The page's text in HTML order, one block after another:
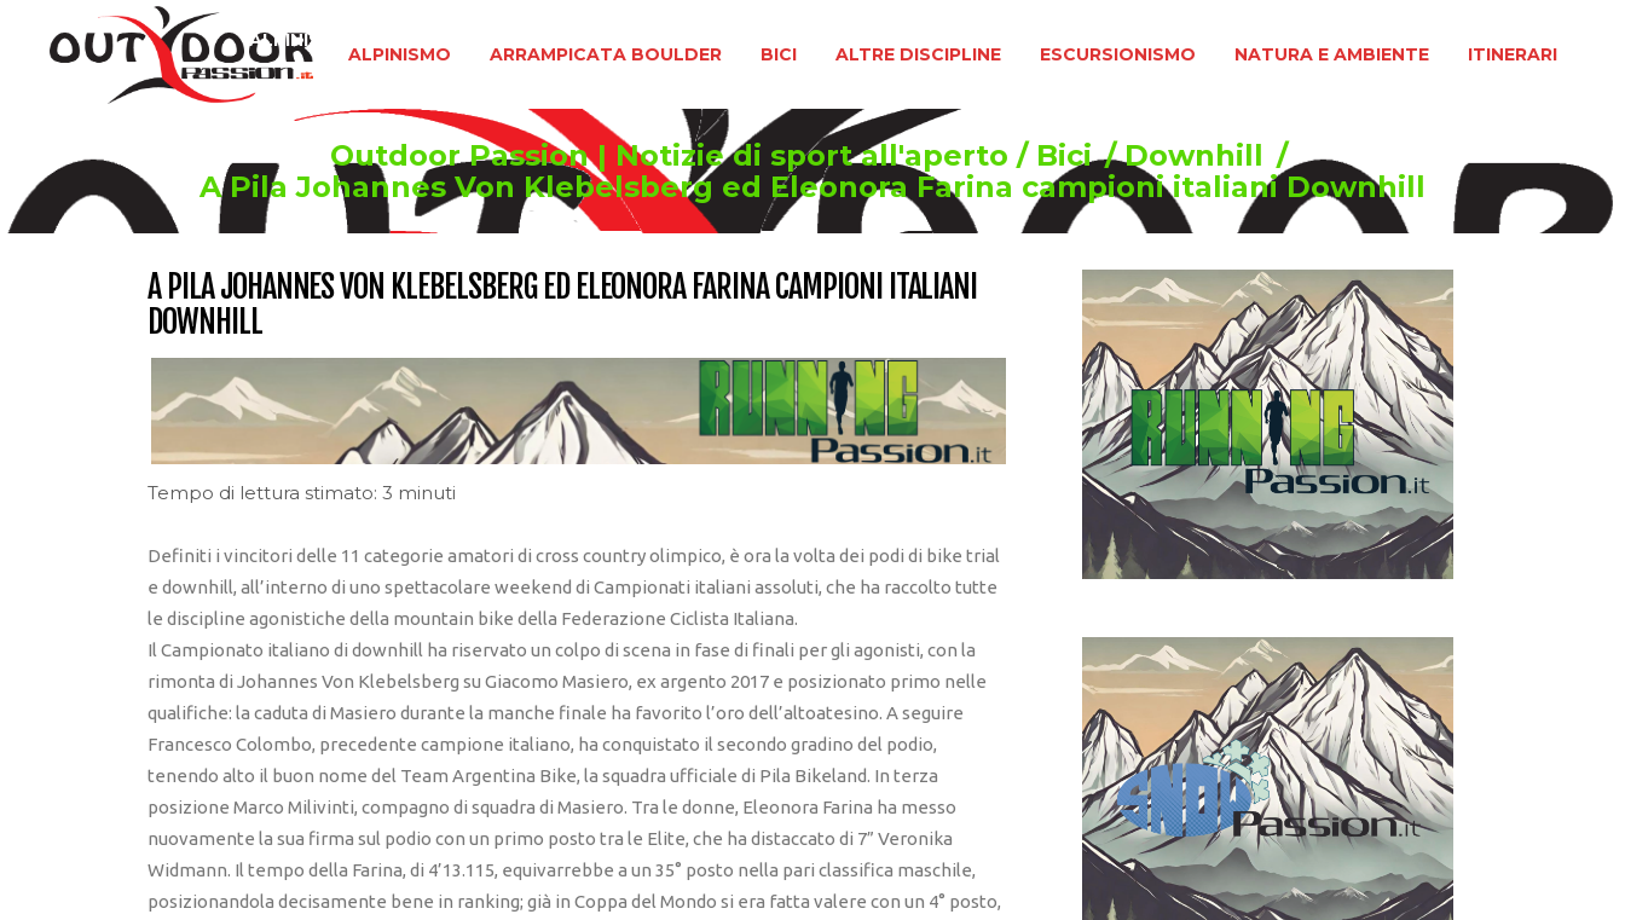
ALPINISMO ARRAMPICATA BOULDER BICI ALTRE DISCIPLINE ESCURSIONISMO NATURA E AMBIENTE ITINERARI
ALPINISMO
Outdoor Passion | Notizie di sport all'aperto / Bici/Downhill /
A Pila Johannes Von Klebelsberg ed Eleonora Farina campioni italiani Downhill
A PILA JOHANNES VON KLEBELSBERG ED ELEONORA FARINA CAMPIONI ITALIANI
DOWNHILL
Tempo di lettura stimato: 3 minuti
Definiti i vincitori delle 11 categorie amatori di cross country olimpico, è ora la volta dei podi di bike trial
e downhill, all’interno di uno spettacolare weekend di Campionati italiani assoluti, che ha raccolto tutte
le discipline agonistiche della mountain bike della Federazione Ciclista Italiana.
Il Campionato italiano di downhill ha riservato un colpo di scena in fase di finali per gli agonisti, con la
rimonta di Johannes Von Klebelsberg su Giacomo Masiero, ex argento 2017 e posizionato primo nelle
qualifiche: la caduta di Masiero durante la manche finale ha favorito l’oro dell’altoatesino. A seguire
Francesco Colombo, precedente campione italiano, ha conquistato il secondo gradino del podio,
tenendo alto il buon nome del Team Argentina Bike, la squadra ufficiale di Pila Bikeland. In terza
posizione Marco Milivinti, compagno di squadra di Masiero. Tra le donne, Eleonora Farina ha messo
nuovamente la sua firma sul podio con un primo posto tra le Elite, che ha distaccato di 7” Veronika
Widmann. Il tempo della Farina, di 4’13.115, equivarrebbe a un 35° posto nella pari classifica maschile,
posizionandola decisamente bene in ranking; già in Coppa del Mondo si era fatta valere con un 4° posto,